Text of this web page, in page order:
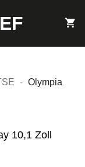
- Olympia
10,1 Zoll